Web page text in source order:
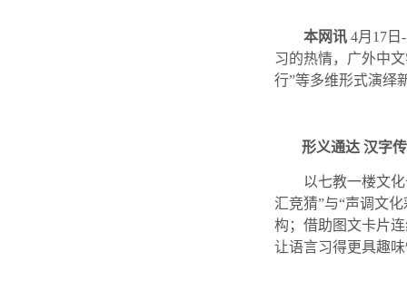
本网讯 4月17日
习的热情，广外中
行”等多维形式演绎
形义通达 汉字
以七教一楼文
汇竞猜”与“声调文
构；借助图文卡片
让语言习得更具趣